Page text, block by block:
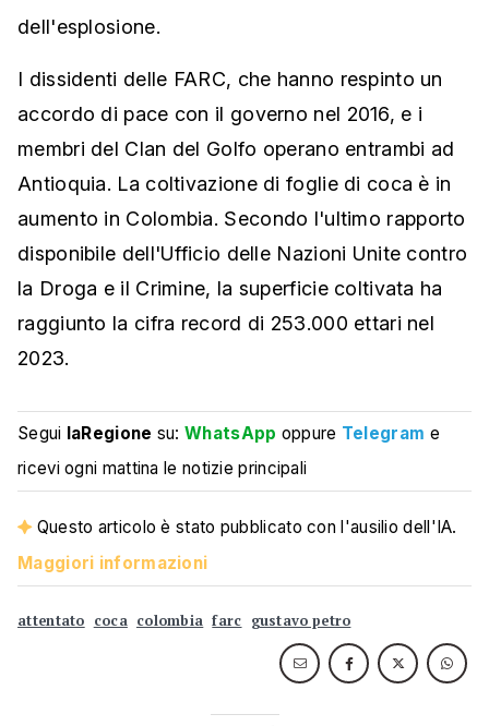
dell'esplosione.
I dissidenti delle FARC, che hanno respinto un
accordo di pace con il governo nel 2016, e i
membri del Clan del Golfo operano entrambi ad
Antioquia. La coltivazione di foglie di coca è in
aumento in Colombia. Secondo l'ultimo rapporto
disponibile dell'Ufficio delle Nazioni Unite contro
la Droga e il Crimine, la superficie coltivata ha
raggiunto la cifra record di 253.000 ettari nel
2023.
Segui laRegione su:WhatsApp oppure Telegram e
ricevi ogni mattina le notizie principali
Questo articolo è stato pubblicato con l'ausilio dell'IA.
Maggiori informazioni
attentato coca colombia farc gustavo petro